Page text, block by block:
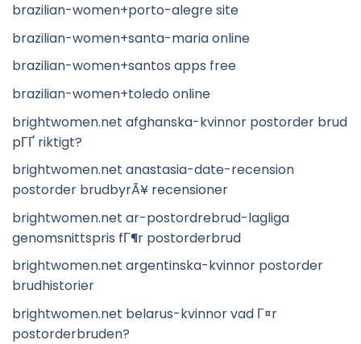
brazilian-women+porto-alegre site
brazilian-women+santa-maria online
brazilian-women+santos apps free
brazilian-women+toledo online
brightwomen.net afghanska-kvinnor postorder brud
pГҐ riktigt?
brightwomen.net anastasia-date-recension
postorder brudbyrÃ¥ recensioner
brightwomen.net ar-postordrebrud-lagliga
genomsnittspris fГ¶r postorderbrud
brightwomen.net argentinska-kvinnor postorder
brudhistorier
brightwomen.net belarus-kvinnor vad Г¤r
postorderbruden?